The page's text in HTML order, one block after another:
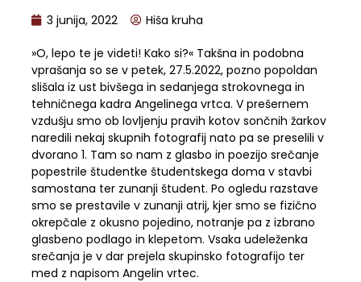
3 junija, 2022 Hiša kruha
»O, lepo te je videti! Kako si?« Takšna in podobna
vprašanja so se v petek, 27.5.2022, pozno popoldan
slišala iz ust bivšega in sedanjega strokovnega in
tehničnega kadra Angelinega vrtca. V prešernem
vzdušju smo ob lovljenju pravih kotov sončnih žarkov
naredili nekaj skupnih fotografij nato pa se preselili v
dvorano 1. Tam so nam z glasbo in poezijo srečanje
popestrile študentke študentskega doma v stavbi
samostana ter zunanji študent. Po ogledu razstave
smo se prestavile v zunanji atrij, kjer smo se fizično
okrepčale z okusno pojedino, notranje pa z izbrano
glasbeno podlago in klepetom. Vsaka udeleženka
srečanja je v dar prejela skupinsko fotografijo ter
med z napisom Angelin vrtec.